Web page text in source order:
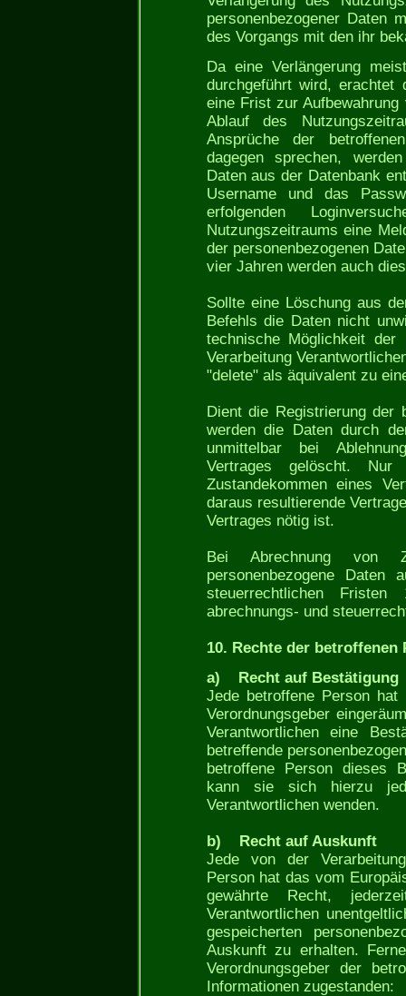
personenbezogener Daten
des Vorgangs mit den ihr
Da eine Verlängerung
durchgeführt wird, erachtet
eine Frist zur
Ablauf des
Ansprüche der
dagegen sprechen,
Daten aus der Datenbank
Username und das
erfolgenden
Nutzungszeitraums eine
der personenbezogenen
vier Jahren werden auch
Sollte eine Löschung aus
Befehls die Daten nicht
technische Möglichkeit
Verarbeitung
"delete" als äquivalent zu
Dient die Registrierung der
werden die Daten durch
unmittelbar bei
Vertrages gelöscht.
Zustandekommen eines
daraus resultierende
Vertrages nötig ist.
Bei Abrechnung von
personenbezogene Daten
steuerrechtlichen
abrechnungs- und
10. Rechte der betroffenen
a) Recht auf Bestätigung
Jede betroffene Person
Verordnungsgeber
Verantwortlichen eine
betreffende
betroffene Person dieses
kann sie sich hierzu
Verantwortlichen wenden.
b) Recht auf Auskunft
Jede von der
Person hat das vom
gewährte Recht,
Verantwortlichen
gespeicherten
Auskunft zu erhalten.
Verordnungsgeber der
Informationen zugestanden: